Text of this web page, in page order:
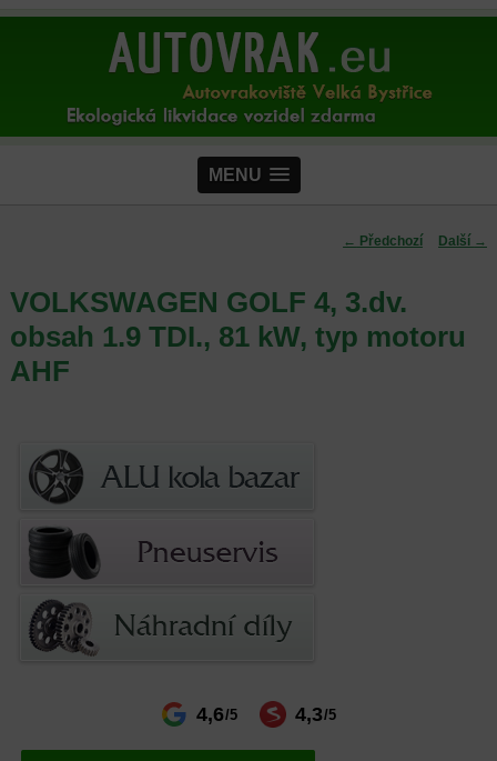
MENU
Navigace pro
← Předchozí Další →
VOLKSWAGEN GOLF 4, 3.dv.
obsah 1.9 TDI., 81 kW, typ motoru
AHF
4,6/5 4,3/5